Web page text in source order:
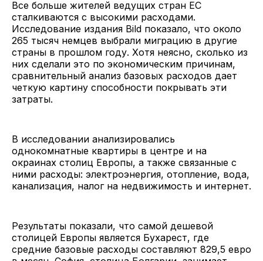
Все больше жителей ведущих стран ЕС
сталкиваются с высокими расходами.
Исследование издания Bild показало, что около
265 тысяч немцев выбрали миграцию в другие
страны в прошлом году. Хотя неясно, сколько из
них сделали это по экономическим причинам,
сравнительный анализ базовых расходов дает
четкую картину способности покрывать эти
затраты.
В исследовании анализировались
однокомнатные квартиры в центре и на
окраинах столиц Европы, а также связанные с
ними расходы: электроэнергия, отопление, вода,
канализация, налог на недвижимость и интернет.
Результаты показали, что самой дешевой
столицей Европы является Бухарест, где
средние базовые расходы составляют 829,5 евро